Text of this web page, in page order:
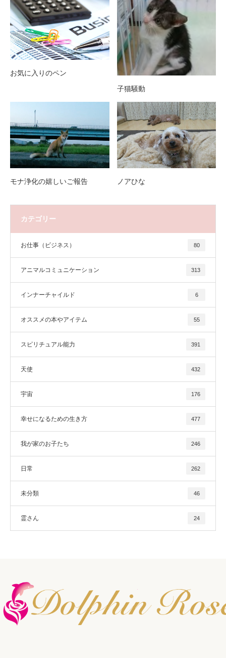
お気に入りのペン
子猫騒動
モナ浄化の嬉しいご報告 ノアひな
カテゴリー
お仕事（ビジネス） 80
アニマルコミュニケーション 313
インナーチャイルド 6
オススメの本やアイテム 55
スピリチュアル能力 391
天使 432
宇宙 176
幸せになるための生き方 477
我が家のお子たち 246
日常 262
未分類 46
霊さん 24